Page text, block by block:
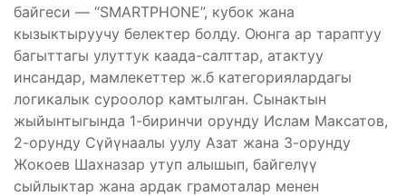
байгеси — “SMARTPHONE”, кубок жана
кызыктыруучу белектер болду. Оюнга ар тараптуу
багыттагы улуттук каада-салттар, атактуу
инсандар, мамлекеттер ж.б категориялардагы
логикалык суроолор камтылган. Сынактын
жыйынтыгында 1-биринчи орунду Ислам Максатов,
2-орунду Сүйүнаалы уулу Азат жана 3-орунду
Жокоев Шахназар утуп алышып, байгелүү
сыйлыктар жана ардак грамоталар менен